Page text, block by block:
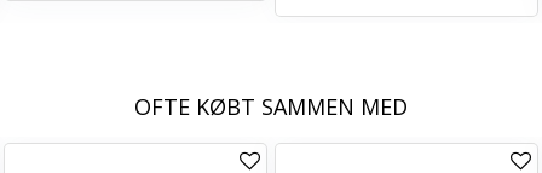
OFTE KØBT SAMMEN MED